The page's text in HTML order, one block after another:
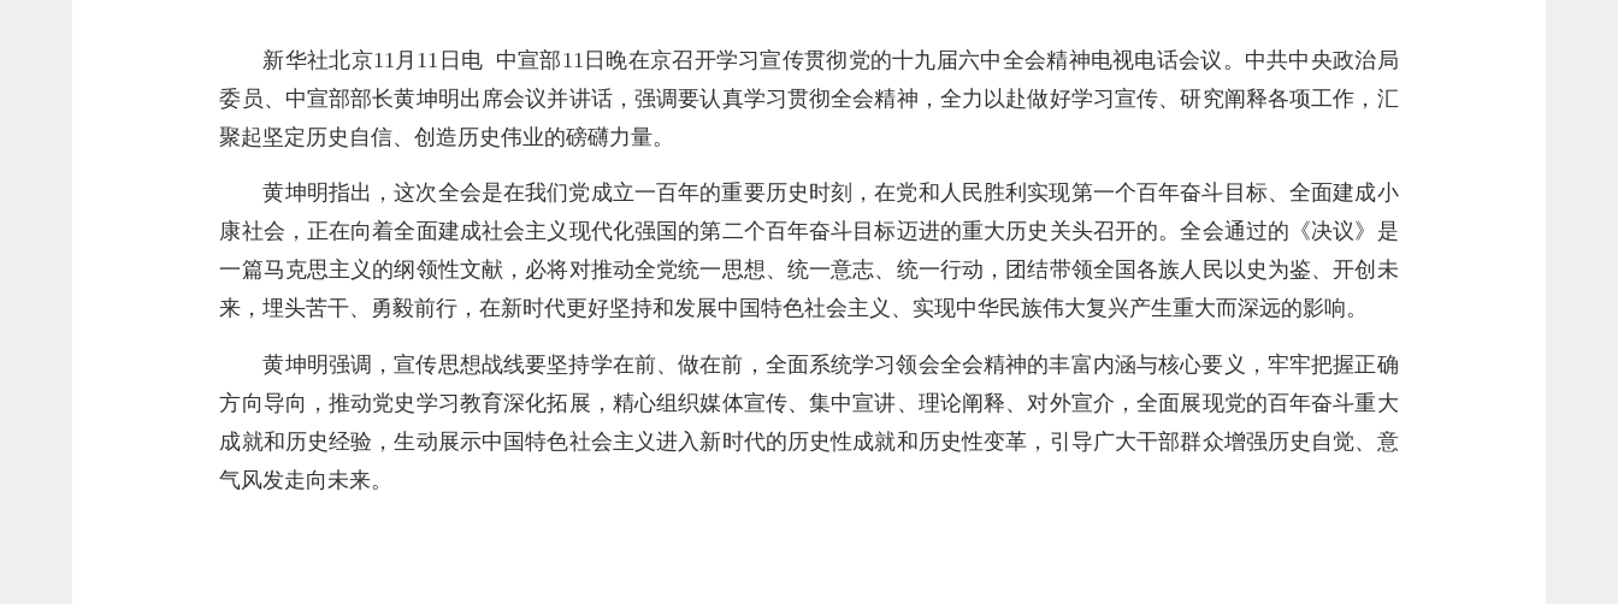
新华社北京11月11日电 中宣部11日晚在京召开学习宣传贯彻党的十九届六中全会精神电视电话会议。中共中央政治局
委员、中宣部部长黄坤明出席会议并讲话，强调要认真学习贯彻全会精神，全力以赴做好学习宣传、研究阐释各项工作，汇
聚起坚定历史自信、创造历史伟业的磅礴力量。
黄坤明指出，这次全会是在我们党成立一百年的重要历史时刻，在党和人民胜利实现第一个百年奋斗目标、全面建成小
康社会，正在向着全面建成社会主义现代化强国的第二个百年奋斗目标迈进的重大历史关头召开的。全会通过的《决议》是
一篇马克思主义的纲领性文献，必将对推动全党统一思想、统一意志、统一行动，团结带领全国各族人民以史为鉴、开创未
来，埋头苦干、勇毅前行，在新时代更好坚持和发展中国特色社会主义、实现中华民族伟大复兴产生重大而深远的影响。
黄坤明强调，宣传思想战线要坚持学在前、做在前，全面系统学习领会全会精神的丰富内涵与核心要义，牢牢把握正确
方向导向，推动党史学习教育深化拓展，精心组织媒体宣传、集中宣讲、理论阐释、对外宣介，全面展现党的百年奋斗重大
成就和历史经验，生动展示中国特色社会主义进入新时代的历史性成就和历史性变革，引导广大干部群众增强历史自觉、意
气风发走向未来。